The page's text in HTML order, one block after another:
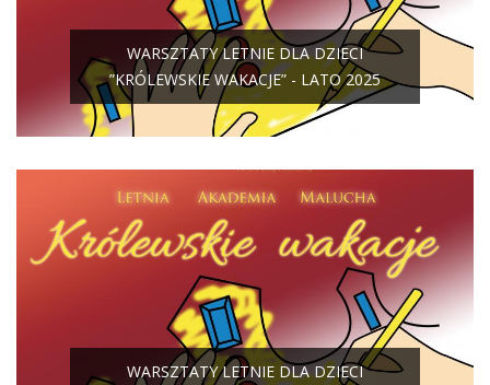
WARSZTATY LETNIE DLA DZIECI
”KRÓLEWSKIE WAKACJE” - LATO 2025
WARSZTATY LETNIE DLA DZIECI